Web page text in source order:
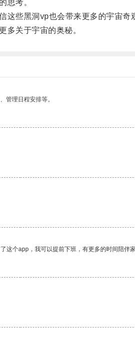
思考。
些黑洞vp也会带来更多的宇宙奇
关于宇宙的奥秘。
管理日程安排等。
个app，我可以提前下班，有更多的时间陪伴家